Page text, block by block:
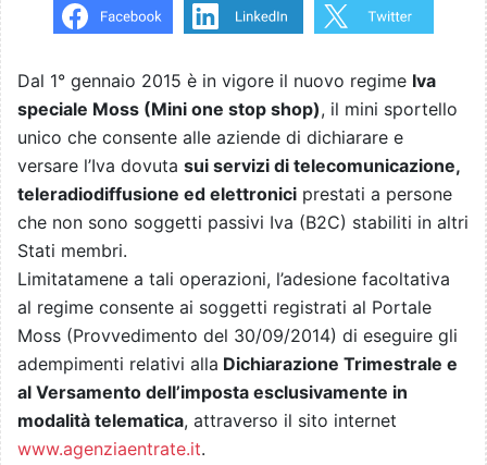
Dal 1° gennaio 2015 è in vigore il nuovo regime Iva
speciale Moss (Mini one stop shop), il mini sportello
unico che consente alle aziende di dichiarare e
versare l’Iva dovuta sui servizi di telecomunicazione,
teleradiodiffusione ed elettronici prestati a persone
che non sono soggetti passivi Iva (B2C) stabiliti in altri
Stati membri.
Limitatamene a tali operazioni, l’adesione facoltativa
al regime consente ai soggetti registrati al Portale
Moss (Provvedimento del 30/09/2014) di eseguire gli
adempimenti relativi alla Dichiarazione Trimestrale e
al Versamento dell’imposta esclusivamente in
modalità telematica, attraverso il sito internet
www.agenziaentrate.it.